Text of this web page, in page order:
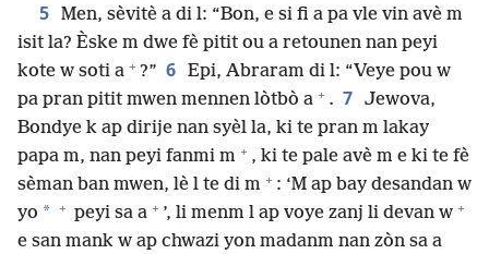
5 Men, sèvitè a di l: “Bon, e si fi a pa vle vin avè m
isit la? Èske m dwe fè pitit ou a retounen nan peyi
kote w soti a + ?” 6 Epi, Abraram di l: “Veye pou w
pa pran pitit mwen mennen lòtbò a + . 7 Jewova,
Bondye k ap dirije nan syèl la, ki te pran m lakay
papa m, nan peyi fanmi m + , ki te pale avè m e ki te fè
sèman ban mwen, lè l te di m + : ‘M ap bay desandan w
yo * + peyi sa a + ’, li menm l ap voye zanj li devan w +
e san mank w ap chwazi yon madanm nan zòn sa a